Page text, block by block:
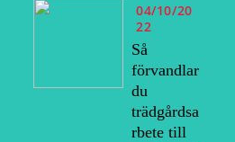
04/10/20
22
Så
förvandlar
du
trädgårdsa
rbete till